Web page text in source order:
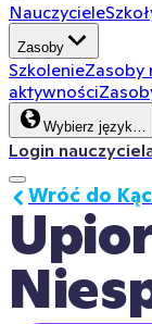
Nauczyciele
Zasoby
SzkolenieZasoby
aktywności
Wybierz język…
Login
Wróć do